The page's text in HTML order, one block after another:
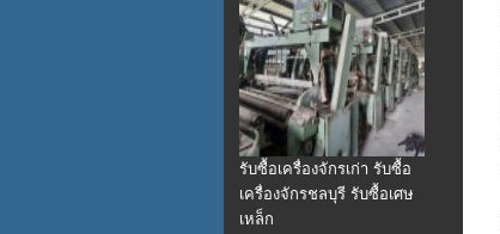
รับซื้อเครื่องจักรเก่า รับซื้อ
เครื่องจักรชลบุรี รับซื้อเศษ
เหล็ก